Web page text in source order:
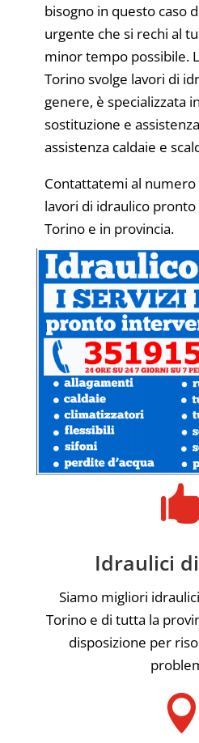
bisogno in questo caso
urgente che si rechi al
minor tempo possibile.
Torino svolge lavori di
genere, è specializzata
sostituzione e
assistenza caldaie e
Contattatemi al numero
lavori di idraulico
Torino e in provincia.
Idraulici
Siamo migliori
Torino e di tutta la
disposizione per
